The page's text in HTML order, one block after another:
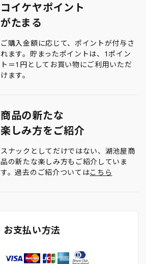
コイケヤポイント
がたまる
ご購入金額に応じて、ポイントが付与さ
れます。貯まったポイントは、1ポイン
ト＝1円としてお買い物にご利用いただ
けます。
商品の新たな
楽しみ方をご紹介
スナックとしてだけではない、湖池屋商
品の新たな楽しみ方もご紹介していま
す。過去のご紹介ついてはこちら
お支払い方法